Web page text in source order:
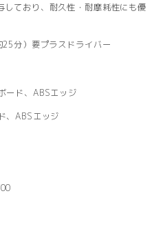
ており、耐久性・耐摩耗性にも優
分）要プラスドライバー
ード、ABSエッジ
、ABSエッジ